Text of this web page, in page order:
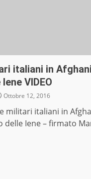
italiani in
VIDEO
Ottobre 12, 2016
militari italiani in
delle Iene – firmato